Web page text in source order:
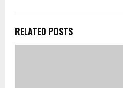
RELATED POSTS